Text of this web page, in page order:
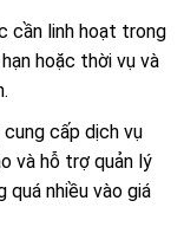
cần linh hoạt trong
hoặc thời vụ và
cấp dịch vụ
và hỗ trợ quản lý
nhiều vào giá